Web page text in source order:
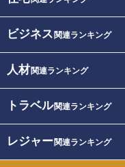
ビジネス 関連ランキング
人材関連ランキング
トラベル関連ランキング
レジャー関連ランキング